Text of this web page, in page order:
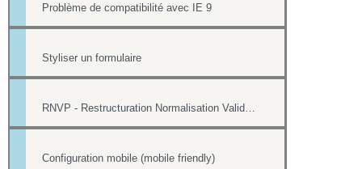
Problème de compatibilité avec IE 9
Styliser un formulaire
Configuration mobile (mobile friendly)